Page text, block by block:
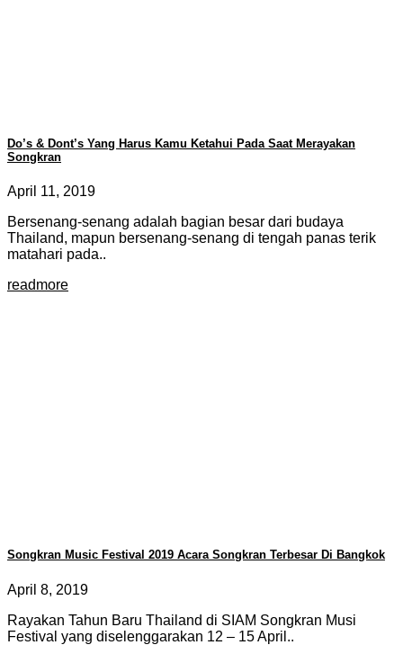
Do’s & Dont’s Yang Harus Kamu Ketahui Pada Saat Merayakan
Songkran
April 11, 2019
Bersenang-senang adalah bagian besar dari budaya
Thailand, mapun bersenang-senang di tengah panas terik
matahari pada..
readmore
Songkran Music Festival 2019 Acara Songkran Terbesar Di Bangkok
April 8, 2019
Rayakan Tahun Baru Thailand di SIAM Songkran Musi
Festival yang diselenggarakan 12 – 15 April..